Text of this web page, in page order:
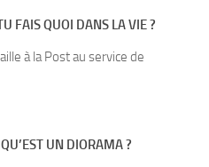
FAIS QUOI DANS LA VIE ?
à la Post au service de
UN DIORAMA ?